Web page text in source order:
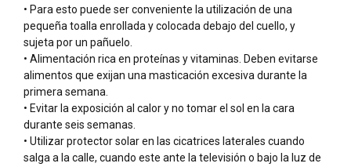
• Para esto puede ser conveniente la utilización de una
pequeña toalla enrollada y colocada debajo del cuello, y
sujeta por un pañuelo.
• Alimentación rica en proteínas y vitaminas. Deben evitarse
alimentos que exijan una masticación excesiva durante la
primera semana.
• Evitar la exposición al calor y no tomar el sol en la cara
durante seis semanas.
• Utilizar protector solar en las cicatrices laterales cuando
salga a la calle, cuando este ante la televisión o bajo la luz de